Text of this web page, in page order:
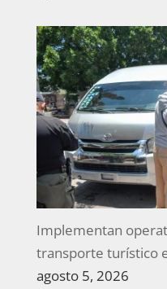
Implementan
transporte turístico
agosto 5, 2026